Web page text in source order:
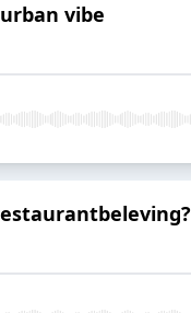
vibe